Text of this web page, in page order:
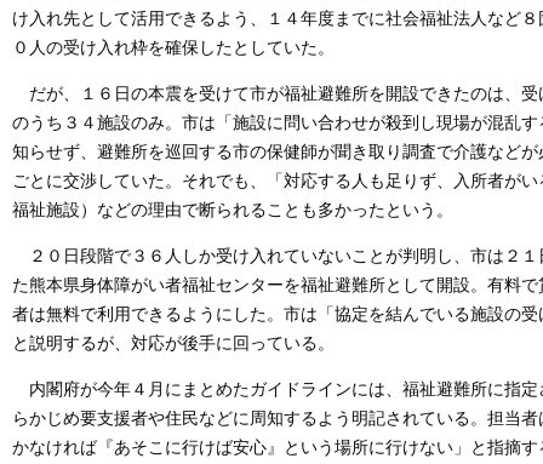
け入れ先として活用できるよう、１４年度までに社会福祉法人など
０人の受け入れ枠を確保したとしていた。
だが、１６日の本震を受けて市が福祉避難所を開設できたのは、
のうち３４施設のみ。市は「施設に問い合わせが殺到し現場が混乱
知らせず、避難所を巡回する市の保健師が聞き取り調査で介護など
ごとに交渉していた。それでも、「対応する人も足りず、入所者が
福祉施設）などの理由で断られることも多かったという。
２０日段階で３６人しか受け入れていないことが判明し、市は２
た熊本県身体障がい者福祉センターを福祉避難所として開設。有料
者は無料で利用できるようにした。市は「協定を結んでいる施設の
と説明するが、対応が後手に回っている。
内閣府が今年４月にまとめたガイドラインには、福祉避難所に指
らかじめ要支援者や住民などに周知するよう明記されている。担当
かなければ『あそこに行けば安心』という場所に行けない」と指摘す